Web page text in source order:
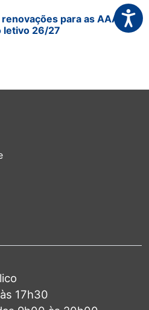
para as AAAF,
letivo 26/27
17h30